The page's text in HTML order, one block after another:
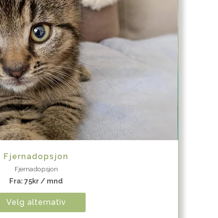
Fjernadopsjon
Fjernadopsjon
Fra:75kr / mnd
Velg alternativ